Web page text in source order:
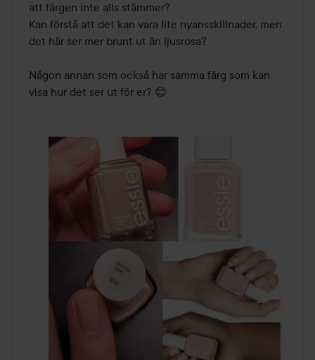
att färgen inte alls stämmer?
Kan förstå att det kan vara lite nyansskillnader, men
det här ser mer brunt ut än ljusrosa?
Någon annan som också har samma färg som kan
visa hur det ser ut för er? 😊